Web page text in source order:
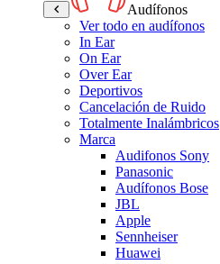
Audífonos
Ver todo en audífonos
In Ear
On Ear
Over Ear
Deportivos
Cancelación de Ruido
Totalmente Inalámbricos
Marca
Audifonos Sony
Panasonic
Audífonos Bose
JBL
Apple
Sennheiser
Huawei